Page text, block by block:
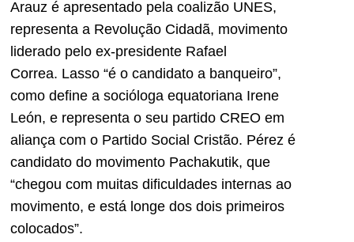
Arauz é apresentado pela coalizão UNES,
representa a Revolução Cidadã, movimento
liderado pelo ex-presidente Rafael
Correa. Lasso “é o candidato a banqueiro”,
como define a socióloga equatoriana Irene
León, e representa o seu partido CREO em
aliança com o Partido Social Cristão. Pérez é
candidato do movimento Pachakutik, que
“chegou com muitas dificuldades internas ao
movimento, e está longe dos dois primeiros
colocados”.